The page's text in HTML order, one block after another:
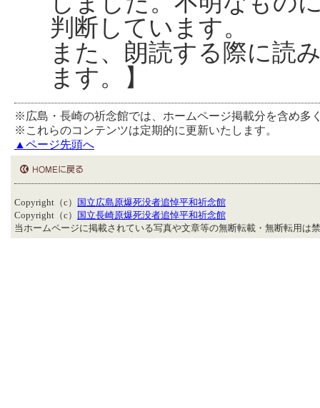
判断しています。
また、朗読する際に読
ます。】
※広島・長崎の祈念館では、ホームページ掲載分を含め多
※これらのコンテンツは定期的に更新いたします。
▲ページ先頭へ
Copyright（c）
国立広島原爆死没者追悼平和祈念館
Copyright（c）
国立長崎原爆死没者追悼平和祈念館
当ホームページに掲載されている写真や文章等の無断転載・無断転用は